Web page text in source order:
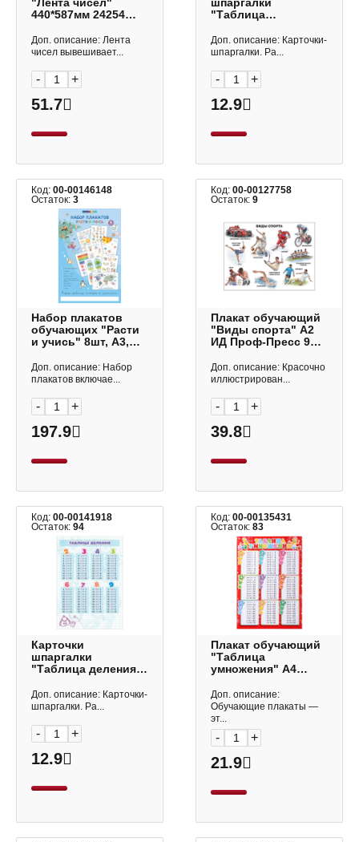
440*587мм 24254
Доп. описание: Лента
чисел вывешивает...
- +
51.7
"Таблица
148*210мм 6779
Квадра
Доп. описание: Карточки-
шпаргалки. Ра...
- +
12.9
Код: 00-00146148
Остаток: 3
Набор плакатов
обучающих "Расти
и учись" 8шт, А3,
8Нпдт3_34983
Hatber
Доп. описание: Набор
плакатов включае...
- +
197.9
Код:00-00127758
Остаток:9
Плакат обучающий
"Виды спорта" А2
ИД Проф-Пресс 978-
Доп. описание: Красочно
иллюстрирован...
- +
39.8
Код: 00-00141918
Остаток: 94
Карточки
шпаргалки
"Таблица деления"
Квадра
Доп. описание: Карточки-
шпаргалки. Ра...
- +
12.9
Код:00-00135431
Остаток:83
Плакат обучающий
"Таблица
умножения" А4
открыток
Доп. описание:
Обучающие плакаты —
эт...
- +
21.9